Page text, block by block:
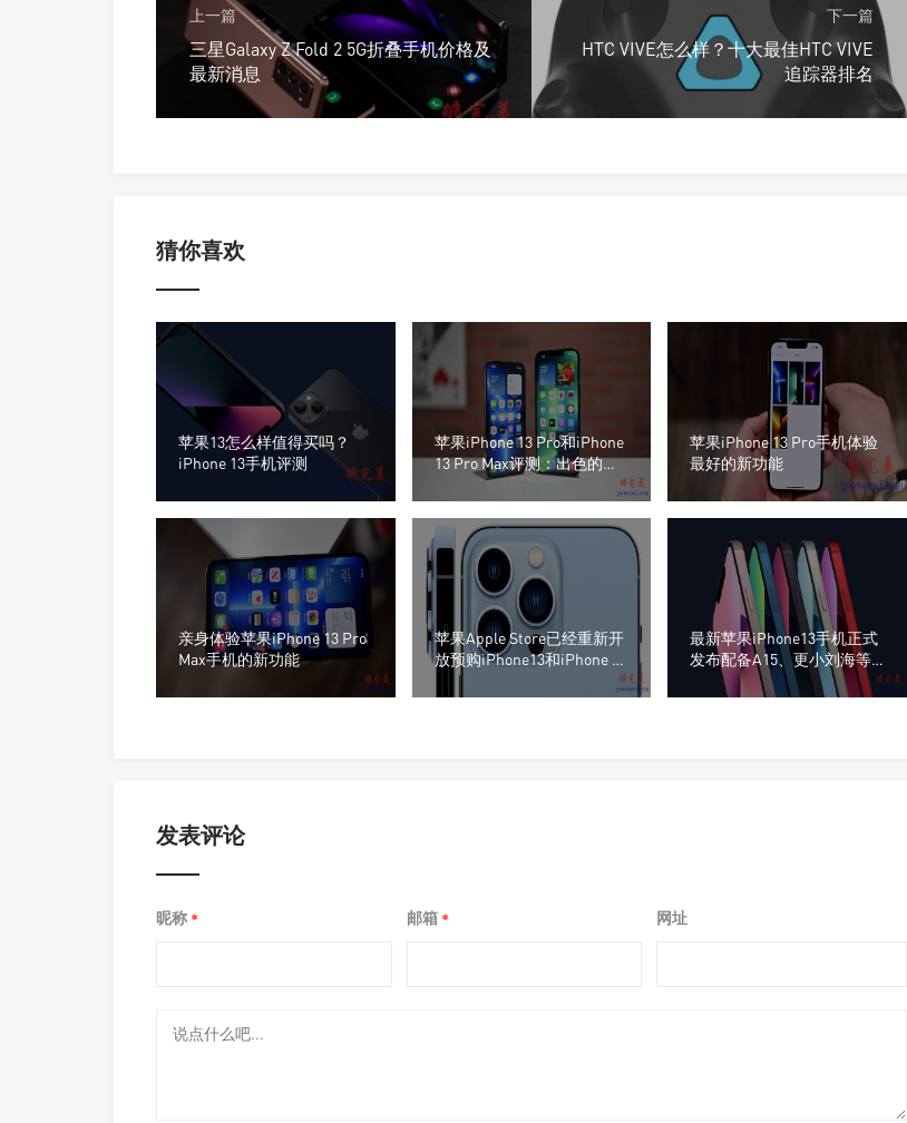
上一篇
三星Galaxy Z Fold 2 5G折叠手机价格及
最新消息
下一篇
HTC VIVE怎么样？十大最佳HTC VIVE
追踪器排名
猜你喜欢
苹果13怎么样值得买吗？
iPhone 13手机评测
苹果iPhone 13 Pro和iPhone
13 Pro Max评测：出色的手
机，但Pro Max表现不佳
苹果iPhone 13 Pro手机体验
最好的新功能
亲身体验苹果iPhone 13 Pro
Max手机的新功能
苹果Apple Store已经重新开
放预购iPhone13和iPhone 13
Pro手机
最新苹果iPhone13手机正式
发布配备A15、更小刘海等
更多功能
发表评论
昵称 * 邮箱 * 网址